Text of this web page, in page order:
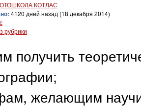
КОТЛАС
4120 дней назад (18 декабря 2014)
рубрики
получить
желающим